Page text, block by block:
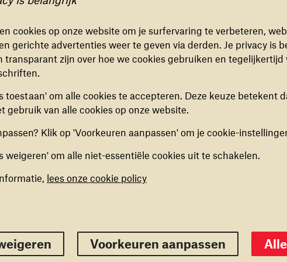
te bieden, zodat kinderen zich weer veilig kunnen
hun herstel.
uit Iran te herenigen met hun familie, samen met andere
en kinderen te ondersteunen binnen het rechtssysteem, om te
met justitie of om hen te helpen als dat tocht gebeurt.
geven aan gezinnen die in de moeilijkste omstandigheden leven,
kunnen voorzien.
COOKIES
Deze cookies kunnen niet uitgezet worden.
COOKIES
door (anoniem) gegevens te verzamelen, om zo
door te voeren. Deze cookies kun je in- of
COOKIES
cookies stellen ons in staat om een op maat gemaakte inhoud
te bieden op basis van surfgedrag binnen de website. Deze
weigeren Voorkeuren opslaan Alles
cookies op onze website om je surfervaring te verbeteren,
gerichte advertenties weer te geven via derden. Je privacy is
transparant zijn over hoe we cookies gebruiken en tegelijkertijd
toestaan' om alle cookies te accepteren. Deze keuze betekent
gebruik van alle cookies op onze website.
Klik op 'Voorkeuren aanpassen' om je cookie-
weigeren' om alle niet-essentiële cookies uit te schakelen.
lees onze cookie policy
Voorkeuren aanpassen